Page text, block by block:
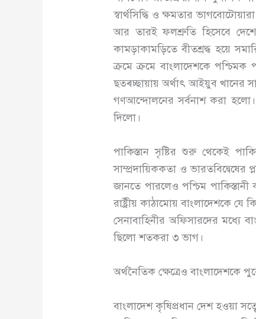
স্বার্থসিদ্ধি ও ক্ষমতার
আর তারই ফলশ্রুতি হিসেবে
কামড়াকামড়িতে বীতশ্রদ্ধ হয়ে
ক্রমে ক্রমে বাংলাদেশকে
ছত্ৰচ্ছায়ায় অর্থাৎ আইয়ুব খানের
গণআন্দোলনের সর্বনাশ করা হলো।
দিলো।
পাকিস্তান সৃষ্টির শুরু থেকেই
সাম্প্রদায়িককতা ও
জানতে পারলেও পশ্চিম পাকিস্তানী
রাষ্ট্রীয় কাঠামোয় বাংলাদেশকে
সেনাবাহিনীর অফিসারদের মধ্যে
ছিলো শতকরা ৩ ভাগ।
অর্থনৈতিক ক্ষেত্রেও বাংলাদেশকে
বাংলাদেশ কৃষিপ্রধান দেশ হওয়া